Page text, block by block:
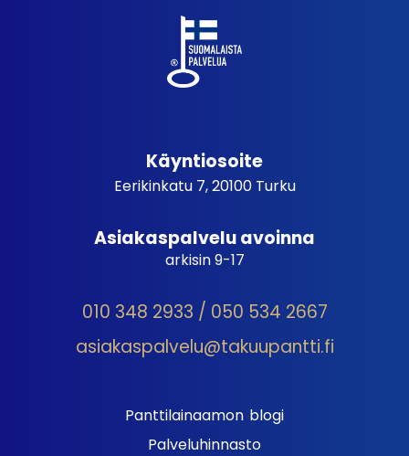
Käyntiosoite
Eerikinkatu 7, 20100 Turku
Asiakaspalvelu avoinna
arkisin 9-17
010 348 2933 / 050 534 2667
asiakaspalvelu@takuupantti.fi
Panttilainaamon blogi
Palveluhinnasto